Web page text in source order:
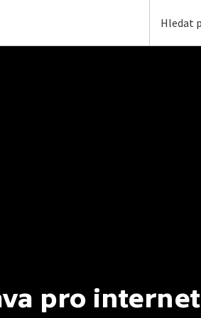
pro internet